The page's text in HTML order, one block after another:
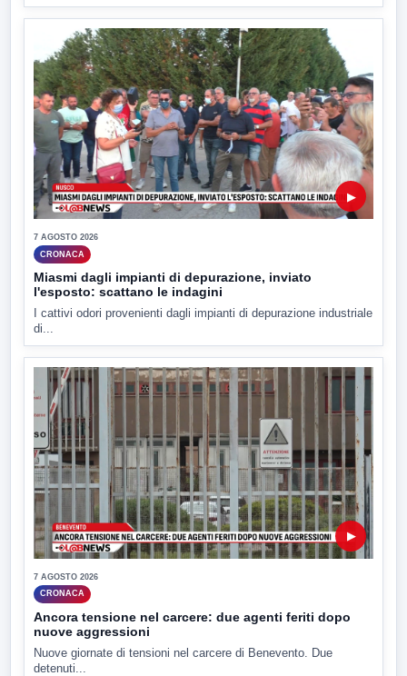
▶
7 AGOSTO 2026
CRONACA
Miasmi dagli impianti di depurazione, inviato
l'esposto: scattano le indagini
I cattivi odori provenienti dagli impianti di depurazione industriale
di...
▶
7 AGOSTO 2026
CRONACA
Ancora tensione nel carcere: due agenti feriti dopo
nuove aggressioni
Nuove giornate di tensioni nel carcere di Benevento. Due
detenuti...